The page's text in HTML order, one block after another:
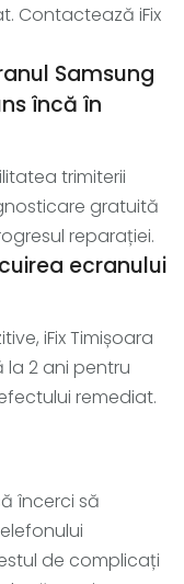
Contactează iFix
Samsung
încă în
trimiterii
gratuită
reparației.
ecranului
iFix Timișoara
2 ani pentru
remediat.
încerci să
de complicați